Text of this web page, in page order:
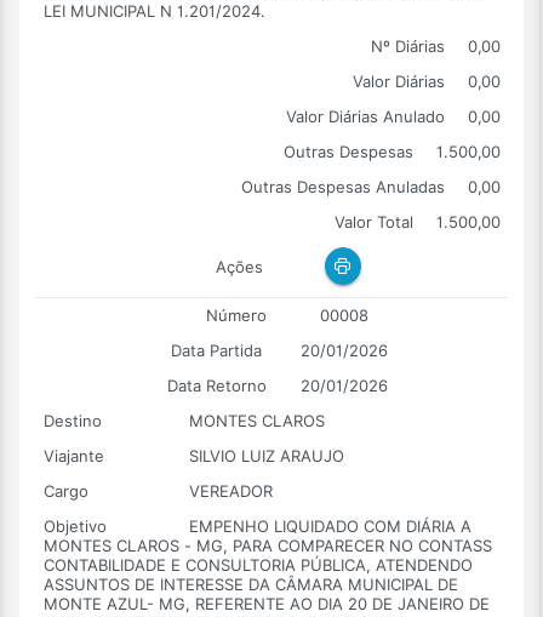
LEI MUNICIPAL N 1.201/2024.
Nº Diárias
0,00
Valor Diárias
0,00
Valor Diárias Anulado
0,00
Outras Despesas
1.500,00
Outras Despesas Anuladas
0,00
Valor Total
1.500,00
Ações
Número
00008
Data Partida
20/01/2026
Data Retorno
20/01/2026
Destino
MONTES CLAROS
Viajante
SILVIO LUIZ ARAUJO
Cargo
VEREADOR
Objetivo
EMPENHO LIQUIDADO COM DIÁRIA A
MONTES CLAROS - MG, PARA COMPARECER NO CONTASS
CONTABILIDADE E CONSULTORIA PÚBLICA, ATENDENDO
ASSUNTOS DE INTERESSE DA CÂMARA MUNICIPAL DE
MONTE AZUL- MG, REFERENTE AO DIA 20 DE JANEIRO DE